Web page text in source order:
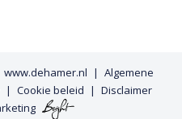
www.dehamer.nl
Algemene
Cookie beleid
Disclaimer